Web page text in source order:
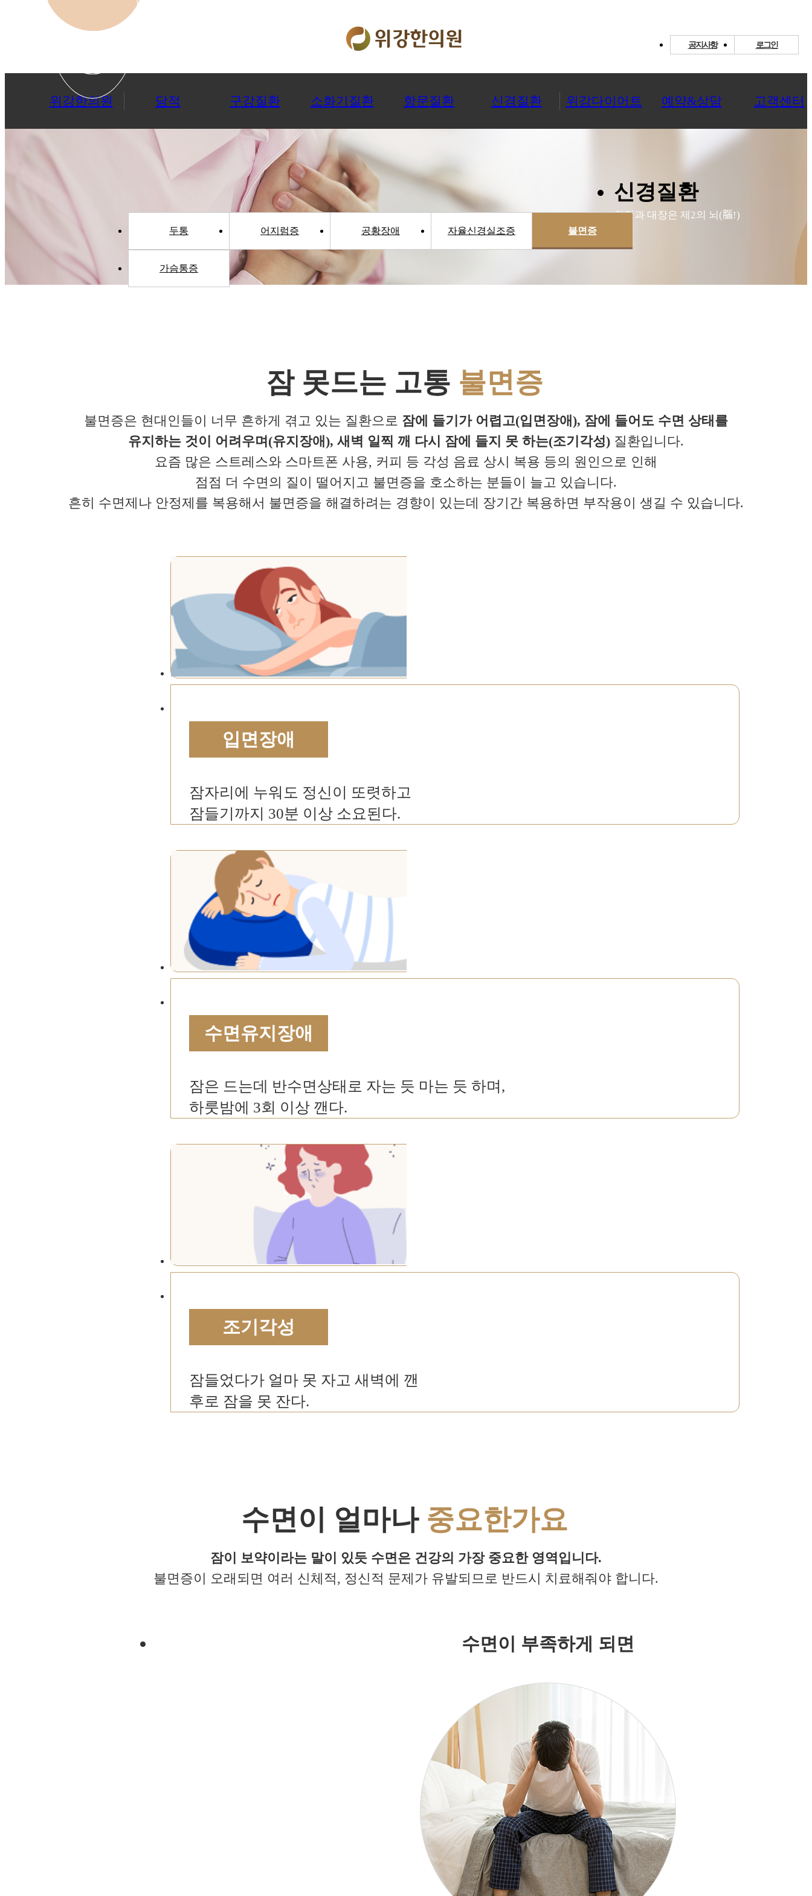
공지사항 로그인
위강한의원 담적 구강질환 소화기질환 항문질환 신경질환 위강다이어트 예약&상담 고객센터
신경질환
위장과 대장은 제2의 뇌(腦!)
두통 어지럼증 공황장애 자율신경실조증 불면증
가슴통증
잠 못드는 고통 불면증
불면증은 현대인들이 너무 흔하게 겪고 있는 질환으로 잠에 들기가 어렵고(입면장애), 잠에 들어도 수면 상태를
유지하는 것이 어려우며(유지장애), 새벽 일찍 깨 다시 잠에 들지 못 하는(조기각성) 질환입니다.
요즘 많은 스트레스와 스마트폰 사용, 커피 등 각성 음료 상시 복용 등의 원인으로 인해
점점 더 수면의 질이 떨어지고 불면증을 호소하는 분들이 늘고 있습니다.
흔히 수면제나 안정제를 복용해서 불면증을 해결하려는 경향이 있는데 장기간 복용하면 부작용이 생길 수 있습니다.
입면장애
잠자리에 누워도 정신이 또렷하고
잠들기까지 30분 이상 소요된다.
수면유지장애
잠은 드는데 반수면상태로 자는 듯 마는 듯 하며,
하룻밤에 3회 이상 깬다.
조기각성
잠들었다가 얼마 못 자고 새벽에 깬
후로 잠을 못 잔다.
수면이 얼마나 중요한가요
잠이 보약이라는 말이 있듯 수면은 건강의 가장 중요한 영역입니다.
불면증이 오래되면 여러 신체적, 정신적 문제가 유발되므로 반드시 치료해줘야 합니다.
수면이 부족하게 되면